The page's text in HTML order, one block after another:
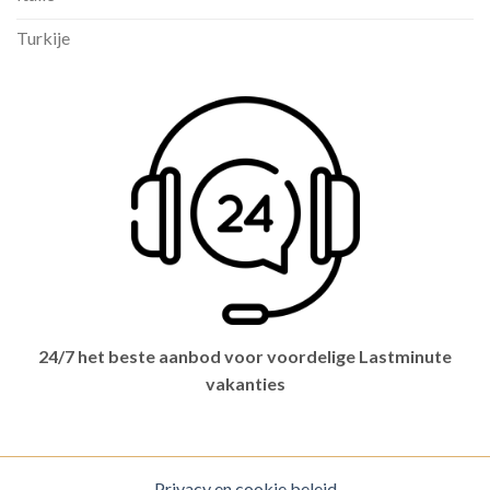
Turkije
24/7 het beste aanbod voor voordelige Lastminute
vakanties